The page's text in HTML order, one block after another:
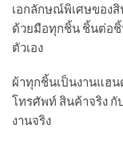
เอกลักษณ์พิเศษของ
ด้วยมือทุกชิ้น ชิ้นต่อชิ้
ตัวเอง
ผ้าทุกชิ้นเป็นงานแฮ
โทรศัพท์​ สินค้าจริง กั
งานจริง